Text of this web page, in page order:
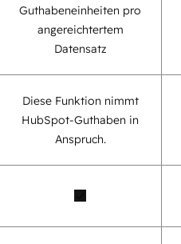
Guthabeneinheiten pro
angereichtertem
Datensatz
Diese Funktion nimmt
HubSpot-Guthaben in
Anspruch.